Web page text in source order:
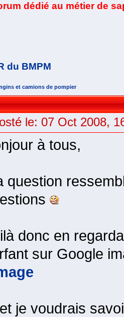
dédié au métier de
du BMPM
et camions de pompier
le: 07 Oct 2008,
à tous,
question
donc en
sur Google
je voudrais